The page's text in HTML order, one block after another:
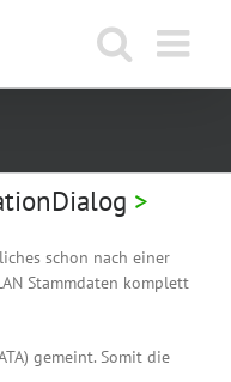
schon nach einer
Stammdaten komplett
gemeint. Somit die